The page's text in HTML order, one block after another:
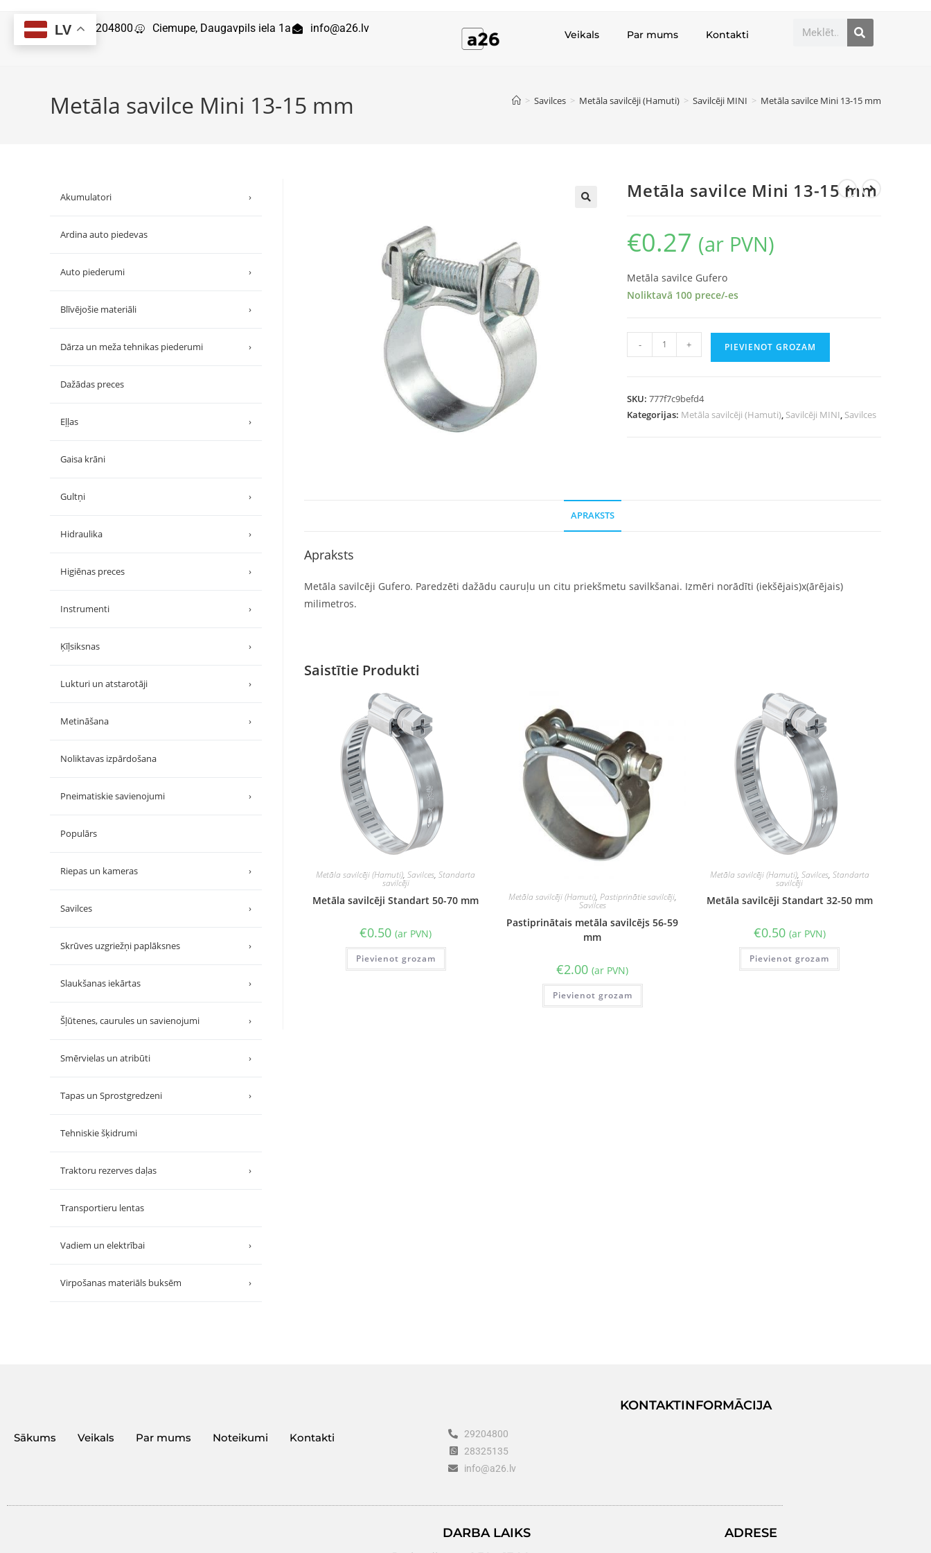
29204800 Ciemupe, Daugavpils iela 1a info@a26.lv Veikals Par mums Kontakti
Metāla savilce Mini 13-15 mm > Savilces > Metāla savilcēji (Hamuti) > Savilcēji MINI > Metāla savilce Mini 13-15 mm
Metāla savilce Mini 13-15 mm
€0.27 (ar PVN)
Metāla savilce Gufero
Noliktavā 100 prece/-es
- + PIEVIENOT GROZAM
SKU:777f7c9befd4
Kategorijas: Metāla savilcēji (Hamuti), Savilcēji MINI, Savilces
APRAKSTS
Apraksts
Metāla savilcēji Gufero. Paredzēti dažādu cauruļu un citu priekšmetu savilkšanai. Izmēri norādīti (iekšējais)x(ārējais)
milimetros.
Saistītie Produkti
Metāla savilcēji (Hamuti),Savilces,Standarta
savilcēji
Metāla savilcēji Standart 50-70 mm
€0.50 (ar PVN)
Pievienot grozam
Metāla savilcēji (Hamuti), Pastiprinātie savilcēji,
Savilces
Pastiprinātais metāla savilcējs 56-59
mm
€2.00 (ar PVN)
Pievienot grozam
Metāla savilcēji (Hamuti), Savilces, Standarta
savilcēji
Metāla savilcēji Standart 32-50 mm
€0.50 (ar PVN)
Pievienot grozam
Akumulatori ›
Ardina auto piedevas
Auto piederumi ›
Blīvējošie materiāli ›
Dārza un meža tehnikas piederumi ›
Dažādas preces
Eļļas ›
Gaisa krāni
Gultņi ›
Hidraulika ›
Higiēnas preces ›
Instrumenti ›
Ķīļsiksnas ›
Lukturi un atstarotāji ›
Metināšana ›
Noliktavas izpārdošana
Pneimatiskie savienojumi ›
Populārs
Riepas un kameras ›
Savilces ›
Skrūves uzgriežņi paplāksnes ›
Slaukšanas iekārtas ›
Šļūtenes, caurules un savienojumi ›
Smērvielas un atribūti ›
Tapas un Sprostgredzeni ›
Tehniskie šķidrumi
Traktoru rezerves daļas ›
Transportieru lentas
Vadiem un elektrībai ›
Virpošanas materiāls buksēm ›
Sākums Veikals Par mums Noteikumi Kontakti
KONTAKTINFORMĀCIJA
29204800
28325135
info@a26.lv
DARBA LAIKS ADRESE
LV